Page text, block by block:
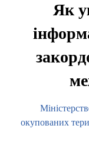
Як
окупованих